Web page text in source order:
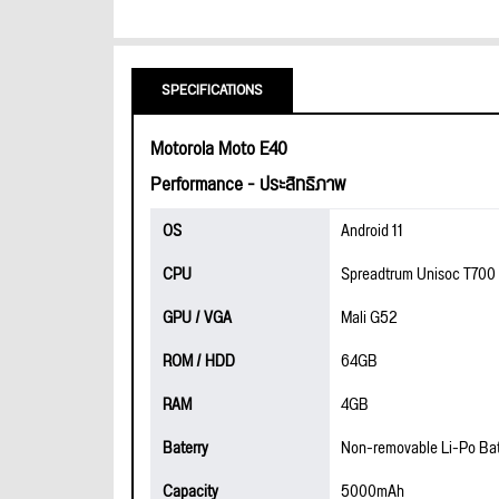
SPECIFICATIONS
Motorola Moto E40
Performance - ประสิทธิภาพ
OS
Android 11
CPU
Spreadtrum Unisoc T700
GPU / VGA
Mali G52
ROM / HDD
64GB
RAM
4GB
Baterry
Non-removable Li-Po
Capacity
5000mAh